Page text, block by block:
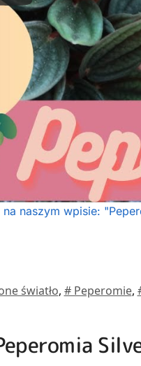
na naszym wpisie:
światło, # Peperomie,